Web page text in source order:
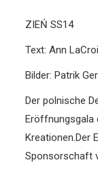
ZIEŃ SS14
Text: Ann
Bilder: Patrik
Der polnische
Eröffnungsgala
Kreationen.Der
Sponsorschaft